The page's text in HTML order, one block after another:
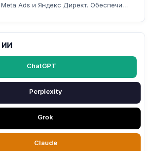
Ads и Яндекс Директ. Обеспечи…
ИИ
ChatGPT
Perplexity
Grok
Claude